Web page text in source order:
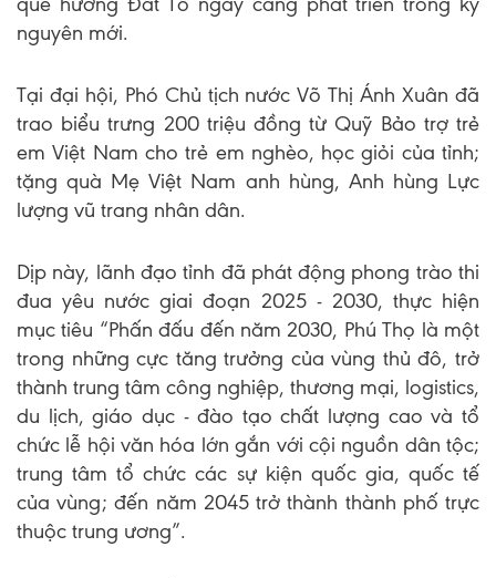
nguyên mới.
Tại đại hội, Phó Chủ tịch nước Võ Thị Ánh Xuân đã
trao biểu trưng 200 triệu đồng từ Quỹ Bảo trợ trẻ
em Việt Nam cho trẻ em nghèo, học giỏi của tỉnh;
tặng quà Mẹ Việt Nam anh hùng, Anh hùng Lực
lượng vũ trang nhân dân.
Dịp này, lãnh đạo tỉnh đã phát động phong trào thi
đua yêu nước giai đoạn 2025 - 2030, thực hiện
mục tiêu “Phấn đấu đến năm 2030, Phú Thọ là một
trong những cực tăng trưởng của vùng thủ đô, trở
thành trung tâm công nghiệp, thương mại, logistics,
du lịch, giáo dục - đào tạo chất lượng cao và tổ
chức lễ hội văn hóa lớn gắn với cội nguồn dân tộc;
trung tâm tổ chức các sự kiện quốc gia, quốc tế
của vùng; đến năm 2045 trở thành thành phố trực
thuộc trung ương”.